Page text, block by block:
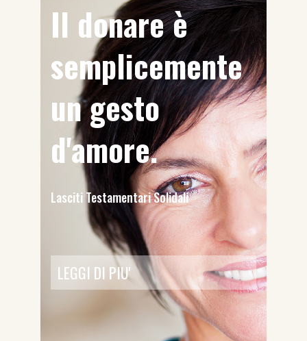
Il donare è
semplicemente
un gesto
d'amore.
Lasciti Testamentari Solidali
LEGGI DI PIU'